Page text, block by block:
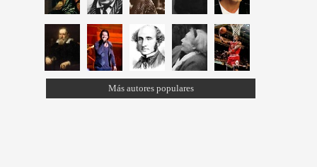
Más autores populares